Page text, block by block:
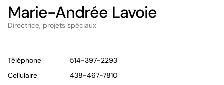
Marie-Andrée Lavoie
Directrice, projets spéciaux
Téléphone
514-397-2293
Cellulaire
438-467-7810